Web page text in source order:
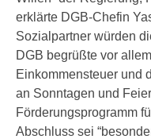
erklärte DGB-Chefin
Sozialpartner würden
DGB begrüßte vor
Einkommensteuer und
an Sonntagen und
Förderungsprogramm
Abschluss sei